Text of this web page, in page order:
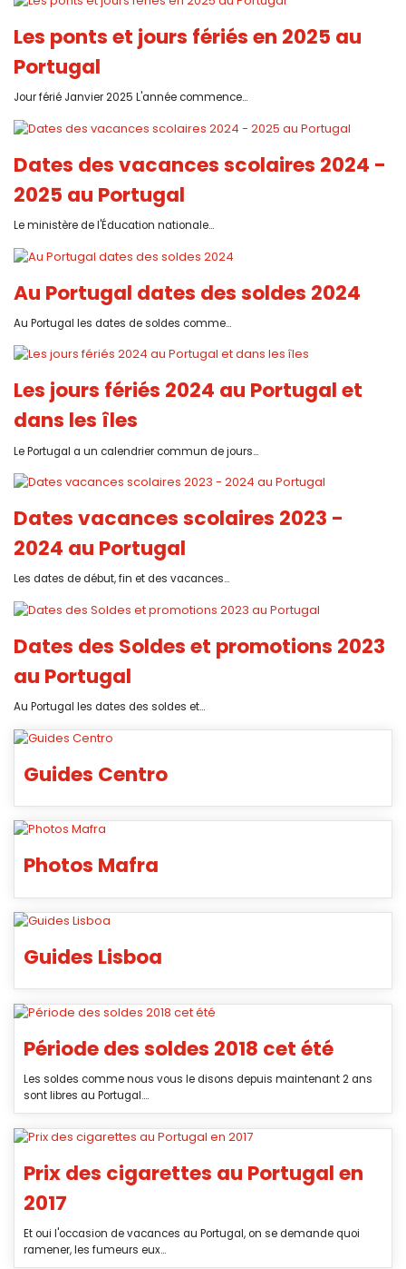
Les ponts et jours fériés en 2025 au
Portugal
Jour férié Janvier 2025 L'année commence...
Dates des vacances scolaires 2024 -
2025 au Portugal
Le ministère de l'Éducation nationale...
Au Portugal dates des soldes 2024
Au Portugal les dates de soldes comme...
Les jours fériés 2024 au Portugal et
dans les îles
Le Portugal a un calendrier commun de jours...
Dates vacances scolaires 2023 -
2024 au Portugal
Les dates de début, fin et des vacances...
Dates des Soldes et promotions 2023
au Portugal
Au Portugal les dates des soldes et...
Guides Centro
Photos Mafra
Guides Lisboa
Période des soldes 2018 cet été
Les soldes comme nous vous le disons depuis maintenant 2 ans
sont libres au Portugal....
Prix des cigarettes au Portugal en
2017
Et oui l'occasion de vacances au Portugal, on se demande quoi
ramener, les fumeurs eux...